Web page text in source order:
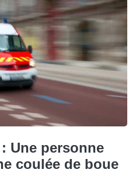
Une personne
coulée de boue